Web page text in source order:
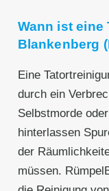
Wann ist
Blankenberg
Eine
durch ein
Selbstmorde
hinterlassen
der
müssen.